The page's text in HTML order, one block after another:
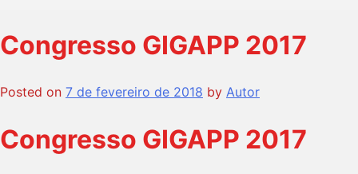
Congresso GIGAPP 2017
Posted on 7 de fevereiro de 2018 by Autor
Congresso GIGAPP 2017